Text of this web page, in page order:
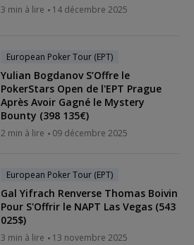
3 min à lire 14 décembre 2025
European Poker Tour (EPT)
Yulian Bogdanov S’Offre le
PokerStars Open de l'EPT Prague
Après Avoir Gagné le Mystery
Bounty (398 135€)
2 min à lire 09 décembre 2025
European Poker Tour (EPT)
Gal Yifrach Renverse Thomas Boivin
Pour S'Offrir le NAPT Las Vegas (543
025$)
3 min à lire 13 novembre 2025